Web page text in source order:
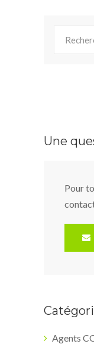
Une
Pour
Agents